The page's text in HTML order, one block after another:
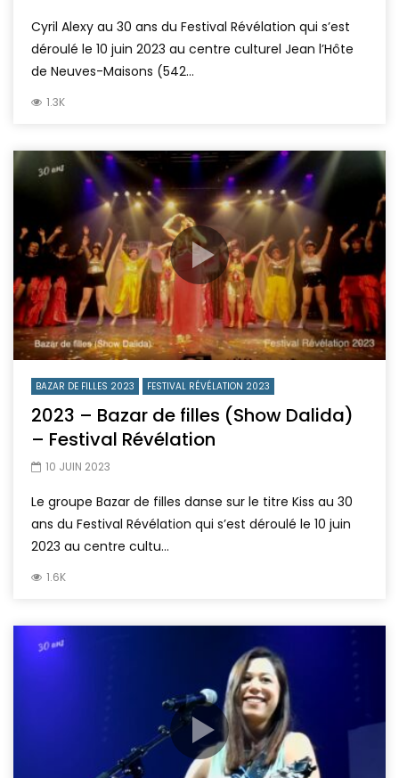
Cyril Alexy au 30 ans du Festival Révélation qui s’est
déroulé le 10 juin 2023 au centre culturel Jean l’Hôte
de Neuves-Maisons (542...
1.3K
BAZAR DE FILLES 2023 FESTIVAL RÉVÉLATION 2023
2023 – Bazar de filles (Show Dalida)
– Festival Révélation
10 JUIN 2023
Le groupe Bazar de filles danse sur le titre Kiss au 30
ans du Festival Révélation qui s’est déroulé le 10 juin
2023 au centre cultu...
1.6K